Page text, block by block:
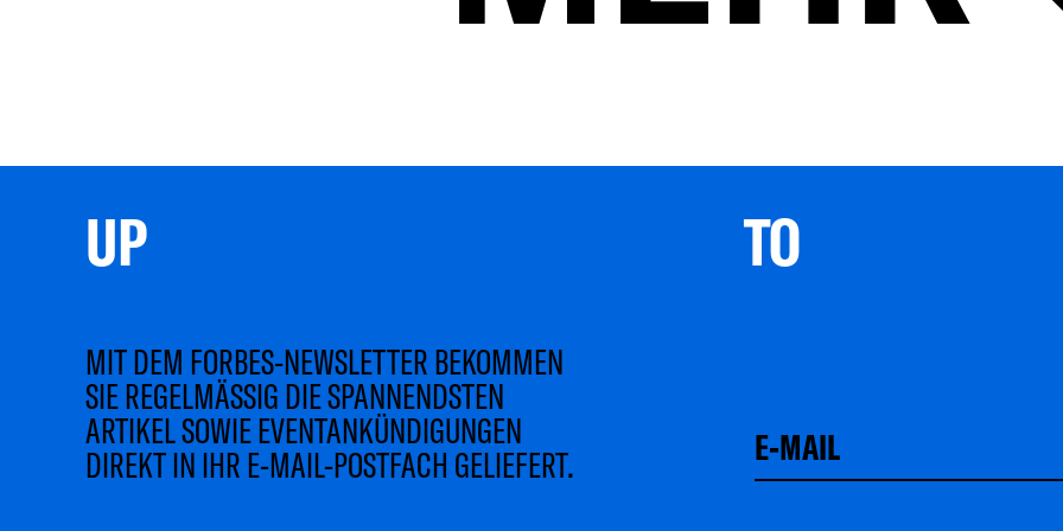
UP TO
MIT DEM FORBES-NEWSLETTER BEKOMMEN
SIE REGELMÄSSIG DIE SPANNENDSTEN
ARTIKEL SOWIE EVENTANKÜNDIGUNGEN
DIREKT IN IHR E-MAIL-POSTFACH GELIEFERT.